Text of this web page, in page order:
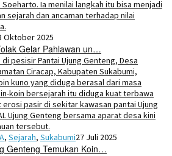
Oktober 2025
Gelar Pahlawan un…
, Sejarah, Sukabumi27 Juli 2025
Genteng Temukan Koin…